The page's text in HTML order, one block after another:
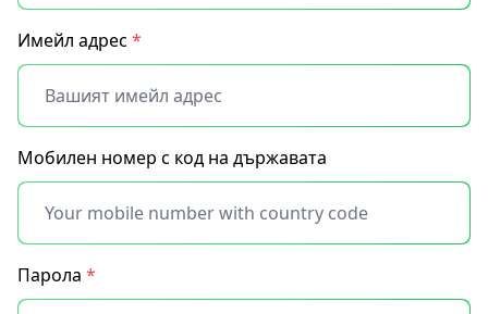
Имейл адрес *
Мобилен номер с код на държавата
Парола *